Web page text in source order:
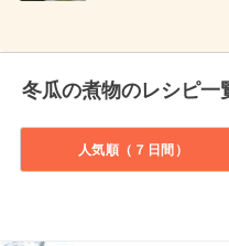
冬瓜の煮物のレシピ一
人気順（７日間）